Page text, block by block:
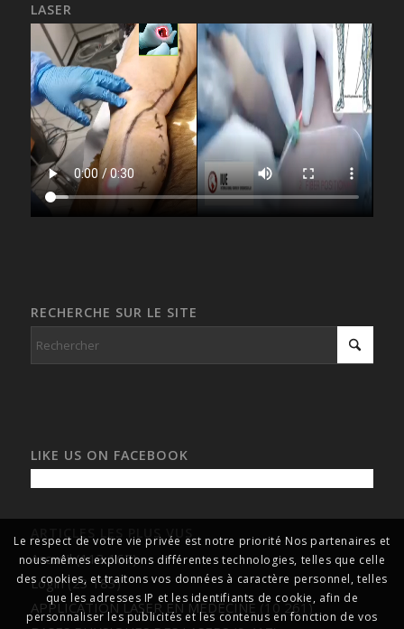
LASER
RECHERCHE SUR LE SITE
LIKE US ON FACEBOOK
ARTICLES LES PLUS VUS
Accueil (113 167)
Login (23 183)
APPLICATION LASER EN MEDECINE (10 261)
Le respect de votre vie privée est notre priorité Nos partenaires et
nous-mêmes exploitons différentes technologies, telles que celle
des cookies, et traitons vos données à caractère personnel, telles
que les adresses IP et les identifiants de cookie, afin de
personnaliser les publicités et les contenus en fonction de vos